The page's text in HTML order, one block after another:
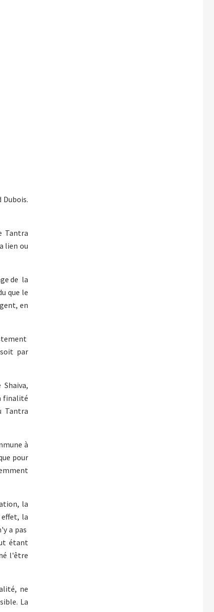
Dubois.
Tantra
lien ou
de la
que le
en
par
Shaiva,
finalité
Tantra
à
pour
la
la
a pas
étant
l'être
ne
La